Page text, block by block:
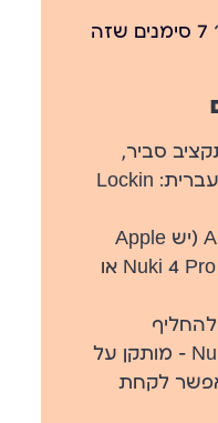
7 סימנים שזה
סביר,
Lockin
בית חכם של Apple (יש Apple
Nuki 4 Pro או
Nuki 4 Pro — מותקן על
אפשר לקחת